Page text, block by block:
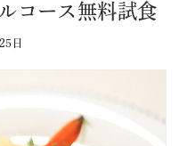
コース無料試食
日